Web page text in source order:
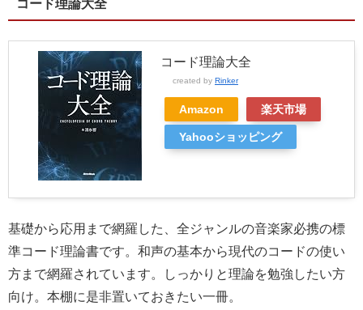
コード理論大全
コード理論大全
created by Rinker
Amazon 楽天市場
Yahooショッピング
基礎から応用まで網羅した、全ジャンルの音楽家必携の標
準コード理論書です。和声の基本から現代のコードの使い
方まで網羅されています。しっかりと理論を勉強したい方
向け。本棚に是非置いておきたい一冊。